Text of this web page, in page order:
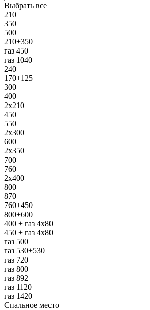
Выбрать все
210
350
500
210+350
газ 450
газ 1040
240
170+125
300
400
2х210
450
550
2х300
600
2х350
700
760
2х400
800
870
760+450
800+600
400 + газ 4х80
450 + газ 4х80
газ 500
газ 530+530
газ 720
газ 800
газ 892
газ 1120
газ 1420
Спальное место